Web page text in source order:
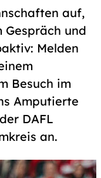
auf,
und
Melden
Besuch im
Amputierte
DAFL
an.